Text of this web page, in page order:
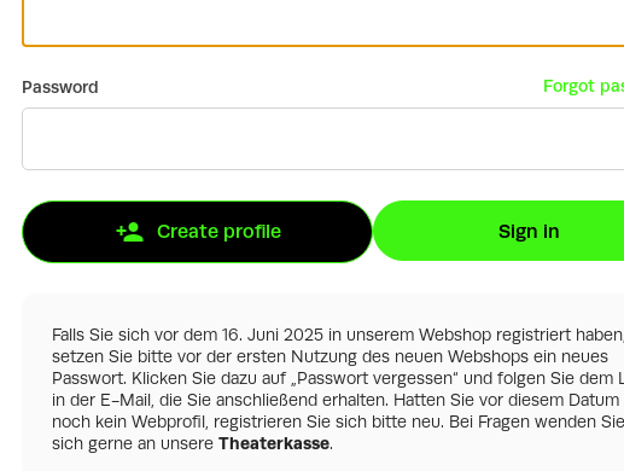
Password Forgot
Create profile Sign in
Falls Sie sich vor dem 16. Juni 2025 in unserem Webshop registriert haben,
setzen Sie bitte vor der ersten Nutzung des neuen Webshops ein neues
Passwort. Klicken Sie dazu auf „Passwort vergessen“ und folgen Sie dem
in der E-Mail, die Sie anschließend erhalten. Hatten Sie vor diesem Datum
noch kein Webprofil, registrieren Sie sich bitte neu. Bei Fragen wenden Sie
sich gerne an unsere Theaterkasse.